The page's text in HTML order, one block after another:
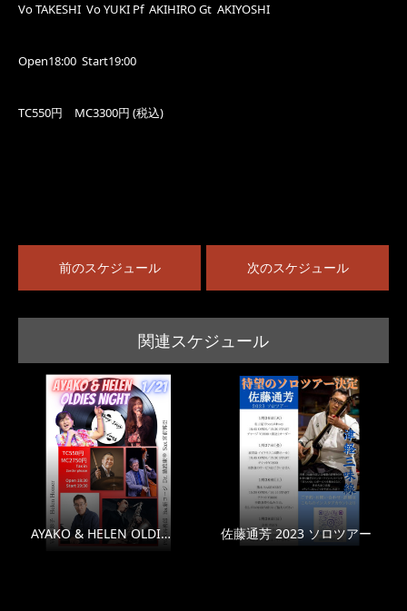
Vo TAKESHI Vo YUKI Pf AKIHIRO Gt AKIYOSHI
Open18:00 Start19:00
TC550円 MC3300円 (税込)
前のスケジュール 次のスケジュール
関連スケジュール
AYAKO & HELEN OLDI… 佐藤通芳 2023 ソロツアー